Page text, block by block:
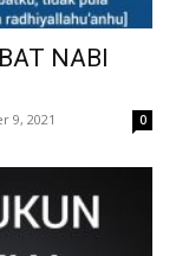
NABI
9, 2021 0